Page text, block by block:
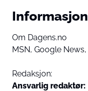
Informasjon
Om Dagens.no
MSN, Google News,
Redaksjon:
Ansvarlig redaktør: